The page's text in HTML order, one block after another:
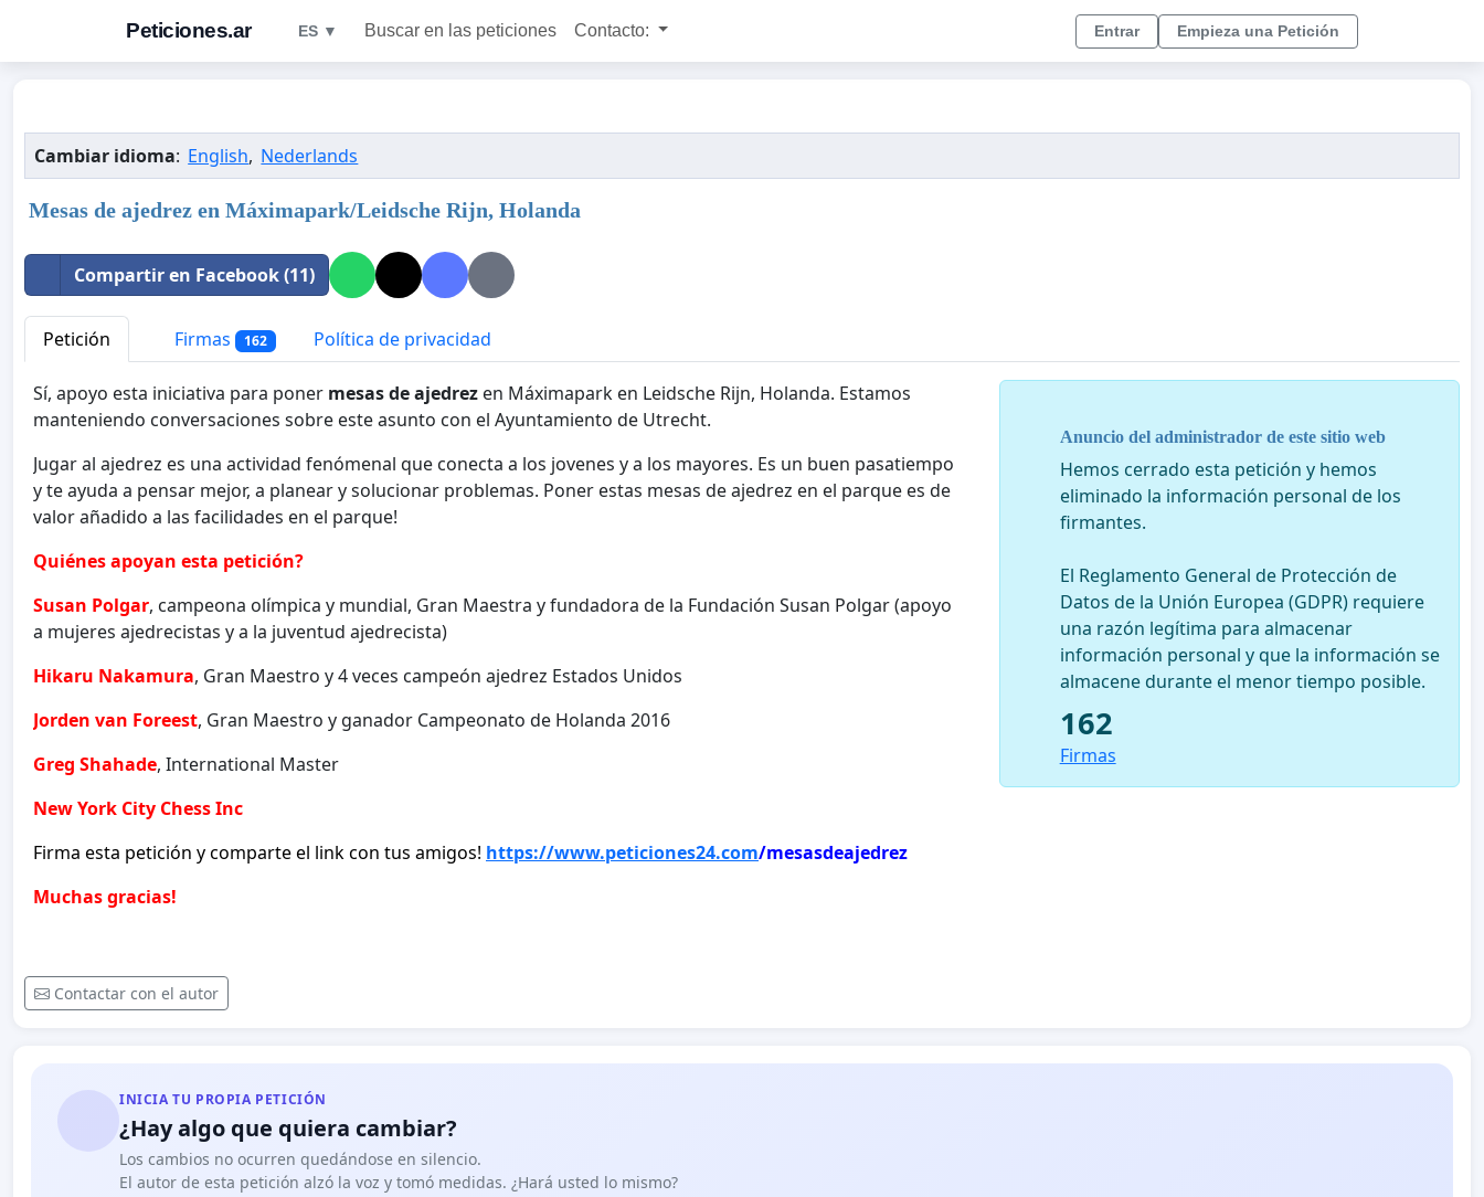
Peticiones.ar ES ▼ Buscar en las peticiones Contacto: Entrar Empieza una Petición
Cambiar idioma: English, Nederlands
Mesas de ajedrez en Máximapark/Leidsche Rijn, Holanda
Compartir en Facebook (11)
Petición Firmas 162 Política de privacidad
Sí, apoyo esta iniciativa para poner mesas de ajedrez en Máximapark en Leidsche Rijn, Holanda. Estamos
manteniendo conversaciones sobre este asunto con el Ayuntamiento de Utrecht.
Jugar al ajedrez es una actividad fenómenal que conecta a los jovenes y a los mayores. Es un buen pasatiempo
y te ayuda a pensar mejor, a planear y solucionar problemas. Poner estas mesas de ajedrez en el parque es de
valor añadido a las facilidades en el parque!
Quiénes apoyan esta petición?
Susan Polgar, campeona olímpica y mundial, Gran Maestra y fundadora de la Fundación Susan Polgar (apoyo
a mujeres ajedrecistas y a la juventud ajedrecista)
Hikaru Nakamura, Gran Maestro y 4 veces campeón ajedrez Estados Unidos
Jorden van Foreest, Gran Maestro y ganador Campeonato de Holanda 2016
Greg Shahade, International Master
New York City Chess Inc
Firma esta petición y comparte el link con tus amigos! https://www.peticiones24.com/mesasdeajedrez
Muchas gracias!
Contactar con el autor
Anuncio del administrador de este sitio web
Hemos cerrado esta petición y hemos
eliminado la información personal de los
firmantes.
El Reglamento General de Protección de
Datos de la Unión Europea (GDPR) requiere
una razón legítima para almacenar
información personal y que la información se
almacene durante el menor tiempo posible.
162
Firmas
INICIA TU PROPIA PETICIÓN
¿Hay algo que quiera cambiar?
Los cambios no ocurren quedándose en silencio.
El autor de esta petición alzó la voz y tomó medidas. ¿Hará usted lo mismo?